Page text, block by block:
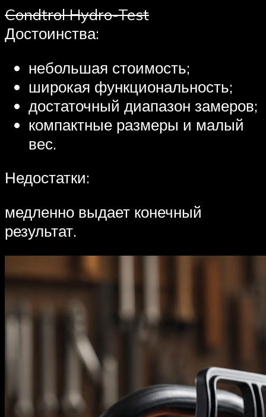
Condtrol Hydro-Test
Достоинства:
небольшая стоимость;
широкая функциональность;
достаточный диапазон замеров;
компактные размеры и малый
вес.
Недостатки:
медленно выдает конечный
результат.